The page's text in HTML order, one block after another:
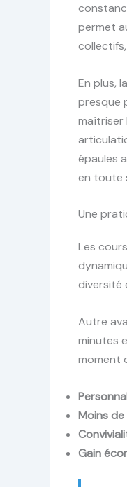
permet
En plus,
presque
maîtriser
épaules
en toute
Une
Les
diversité
Autre
minutes
moment
Moins
Gain